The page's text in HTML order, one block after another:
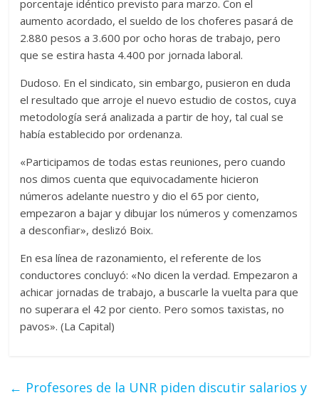
porcentaje idéntico previsto para marzo. Con el
aumento acordado, el sueldo de los choferes pasará de
2.880 pesos a 3.600 por ocho horas de trabajo, pero
que se estira hasta 4.400 por jornada laboral.
Dudoso. En el sindicato, sin embargo, pusieron en duda
el resultado que arroje el nuevo estudio de costos, cuya
metodología será analizada a partir de hoy, tal cual se
había establecido por ordenanza.
«Participamos de todas estas reuniones, pero cuando
nos dimos cuenta que equivocadamente hicieron
números adelante nuestro y dio el 65 por ciento,
empezaron a bajar y dibujar los números y comenzamos
a desconfiar», deslizó Boix.
En esa línea de razonamiento, el referente de los
conductores concluyó: «No dicen la verdad. Empezaron a
achicar jornadas de trabajo, a buscarle la vuelta para que
no superara el 42 por ciento. Pero somos taxistas, no
pavos». (La Capital)
← Profesores de la UNR piden discutir salarios y